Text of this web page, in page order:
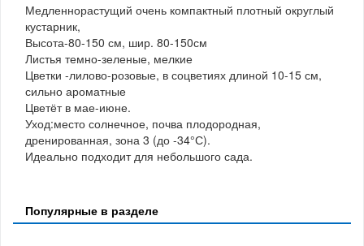
Медленнорастущий очень компактный плотный округлый
кустарник,
Высота-80-150 см, шир. 80-150см
Листья темно-зеленые, мелкие
Цветки -лилово-розовые, в соцветиях длиной 10-15 см,
сильно ароматные
Цветёт в мае-июне.
Уход:место солнечное, почва плодородная,
дренированная, зона 3 (до -34°С).
Идеально подходит для небольшого сада.
Популярные в разделе